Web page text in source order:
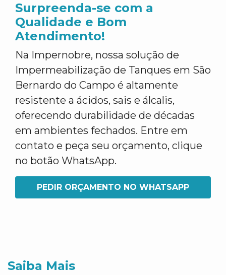
Surpreenda-se com a
Qualidade e Bom
Atendimento!
Na Impernobre, nossa solução de
Impermeabilização de Tanques em São
Bernardo do Campo é altamente
resistente a ácidos, sais e álcalis,
oferecendo durabilidade de décadas
em ambientes fechados. Entre em
contato e peça seu orçamento, clique
no botão WhatsApp.
PEDIR ORÇAMENTO NO WHATSAPP
Saiba Mais